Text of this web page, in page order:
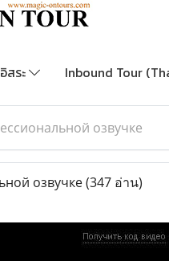
สระ Inbound Tour
озвучке
озвучке(347 อ่าน)